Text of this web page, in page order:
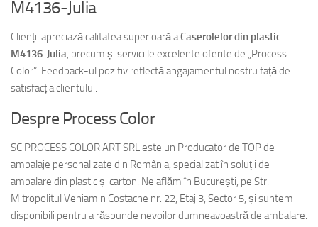
M4136-Julia
Clienții apreciază calitatea superioară aCaserolelor din plastic
M4136-Julia, precum și serviciile excelente oferite de „Process
Color”. Feedback-ul pozitiv reflectă angajamentul nostru față de
satisfacția clientului.
Despre Process Color
SC PROCESS COLOR ART SRL este un Producator de TOP de
ambalaje personalizate din România, specializat în soluții de
ambalare din plastic și carton. Ne aflăm în București, pe Str.
Mitropolitul Veniamin Costache nr. 22, Etaj 3, Sector 5, și suntem
disponibili pentru a răspunde nevoilor dumneavoastră de ambalare.